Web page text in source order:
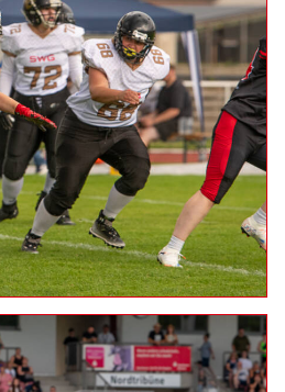
Mercenaries Ladies vs.
Dragons Ladies